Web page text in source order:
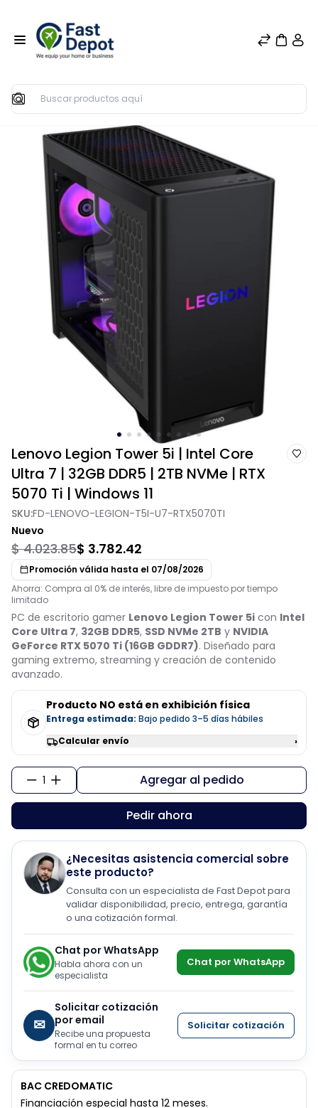
Buscar
Lenovo Legion Tower 5i | Intel Core
Ultra 7 | 32GB DDR5 | 2TB NVMe | RTX
5070 Ti | Windows 11
SKU:FD-LENOVO-LEGION-T5I-U7-RTX5070TI
Nuevo
$ 4.023.85$ 3.782.42
Promoción válida hasta el 07/08/2026
Ahorra: Compra al 0% de interés, libre de impuesto por tiempo
limitado
PC de escritorio gamer Lenovo Legion Tower 5i con Intel
Core Ultra 7, 32GB DDR5, SSD NVMe 2TB y NVIDIA
GeForce RTX 5070 Ti (16GB GDDR7). Diseñado para
gaming extremo, streaming y creación de contenido
avanzado.
Producto NO está en exhibición física
Entrega estimada: Bajo pedido 3–5 días hábiles
Calcular envío
›
1 Agregar al pedido
Pedir ahora
¿Necesitas asistencia comercial sobre
este producto?
Consulta con un especialista de Fast Depot para
validar disponibilidad, precio, entrega, garantía
o una cotización formal.
Chat por WhatsApp
Habla ahora con un
especialista
Chat por WhatsApp
✉
Solicitar cotización
por email
Recibe una propuesta
formal en tu correo
Solicitar cotización
BAC CREDOMATIC
Financiación especial hasta 12 meses.